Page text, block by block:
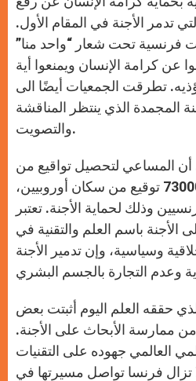
p e
r
k
تدمر الأجنة في المقام الأول.
فرنسية تحت شعار “واحد منا”
عن كرامة الإنسان ويمنعوا أية
تطرقت الجمعيات أيضًا الى
المجمدة الذي ينتظر المناقشة
والتصويت.
أن المساعي لتحصيل تواقيع من
المواطنين حصدت 730000 توقيع من سكان أوروبيين،
فرنسيين وذلك لحماية الأجنة. تعتبر
الأجنة باسم العلم والتقنية في
وسياسية، وإن تدمير الأجنة
حققه العلم اليوم أثبتت بعض
من ممارسة الأبحاث على الأجنة.
العالمي جهوده على التقنيات
لا تزال فرنسا تواصل مسيرتها في